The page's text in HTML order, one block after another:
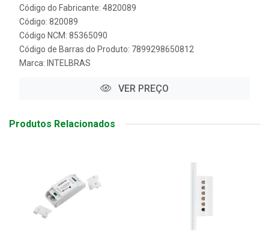
Código do Fabricante: 4820089
Código: 820089
Código NCM: 85365090
Código de Barras do Produto: 7899298650812
Marca: INTELBRAS
VER PREÇO
Produtos Relacionados